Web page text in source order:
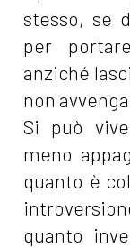
stesso, se
per
anziché
non
Si può
meno
quanto è
quanto